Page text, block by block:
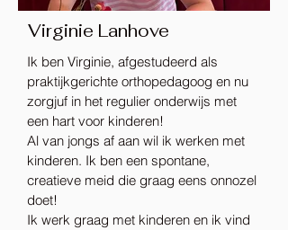
Virginie Lanhove
Ik ben Virginie, afgestudeerd als
praktijkgerichte orthopedagoog en nu
zorgjuf in het regulier onderwijs met
een hart voor kinderen!
Al van jongs af aan wil ik werken met
kinderen. Ik ben een spontane,
creatieve meid die graag eens onnozel
doet!
Ik werk graag met kinderen en ik vind